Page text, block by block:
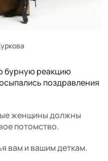
бурную реакцию
поздравления
женщины должны
потомство.
вам и вашим деткам.